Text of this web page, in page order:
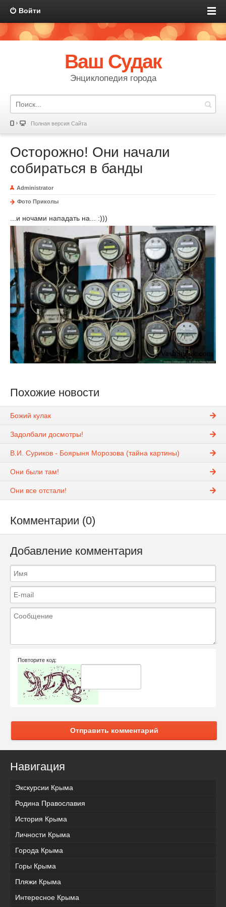
Войти
Ваш Судак
Энциклопедия города
Полная версия Сайта
Осторожно! Они начали
собираться в банды
Administrator
Фото Приколы
...и ночами нападать на... :)))
Похожие новости
Божий кулак
Задолбали досмотры!
В.И. Суриков - Боярыня Морозова (тайна картины)
Они были там!
Они все отстали!
Комментарии (0)
Добавление комментария
Повторите код:
Отправить комментарий
Навигация
Экскурсии Крыма
Родина Православия
История Крыма
Личности Крыма
Города Крыма
Горы Крыма
Пляжи Крыма
Интересное Крыма